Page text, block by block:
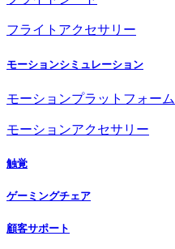
フライトアクセサリー
モーションシミュレーション
モーションプラットフォーム
モーションアクセサリー
触覚
ゲーミングチェア
顧客サポート